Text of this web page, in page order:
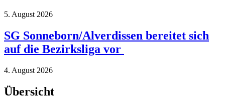
5. August 2026
SG Sonneborn/Alverdissen bereitet sich
auf die Bezirksliga vor
4. August 2026
Übersicht